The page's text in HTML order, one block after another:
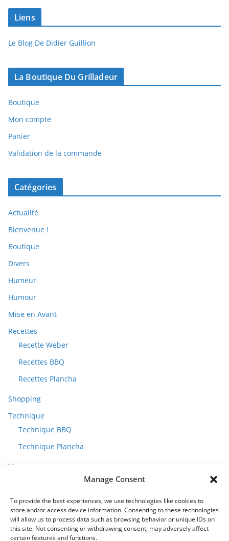
Manage Consent
To provide the best experiences, we use technologies like cookies to
store and/or access device information. Consenting to these technologies
will allow us to process data such as browsing behavior or unique IDs on
this site. Not consenting or withdrawing consent, may adversely affect
certain features and functions.
Liens
Le Blog De Didier Guillion
La Boutique Du Grilladeur
Boutique
Mon compte
Panier
Validation de la commande
Catégories
Actualité
Bienvenue !
Boutique
Divers
Humeur
Humour
Mise en Avant
Recettes
Recette Weber
Recettes BBQ
Recettes Plancha
Shopping
Technique
Technique BBQ
Technique Plancha
Vins